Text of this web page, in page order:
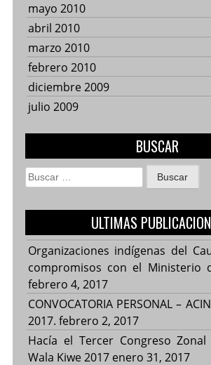
mayo 2010
abril 2010
marzo 2010
febrero 2010
diciembre 2009
julio 2009
BUSCAR
Buscar:
ULTIMAS
Organizaciones indígenas del
compromisos con el Ministerio
febrero 4, 2017
CONVOCATORIA PERSONAL –
2017. febrero 2, 2017
Hacía el Tercer Congreso
Wala Kiwe 2017 enero 31, 2017